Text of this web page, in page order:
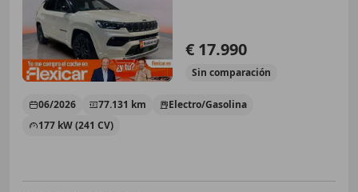
€ 17.990
Sin comparación
06/2026 77.131 km
Electro/Gasolina
177 kW (241 CV)